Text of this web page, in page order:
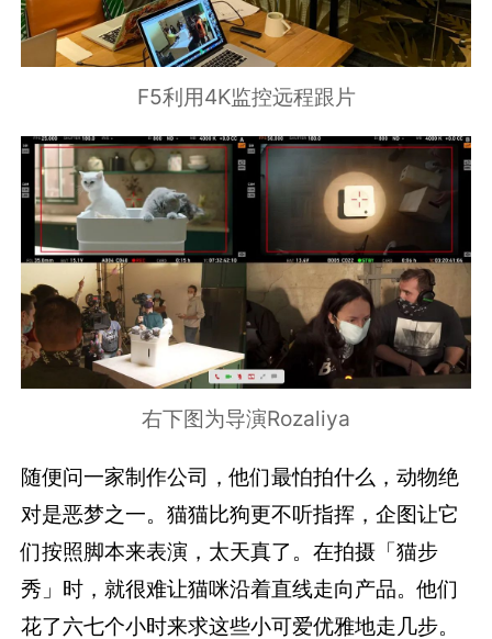
F5利用4K监控远程跟片
右下图为导演Rozaliya
随便问一家制作公司，他们最怕拍什么，动物绝
对是恶梦之一。猫猫比狗更不听指挥，企图让它
们按照脚本来表演，太天真了。在拍摄「猫步
秀」时，就很难让猫咪沿着直线走向产品。他们
花了六七个小时来求这些小可爱优雅地走几步。